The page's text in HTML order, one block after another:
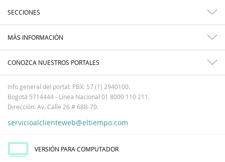
SECCIONES
MÁS INFORMACIÓN
CONOZCA NUESTROS PORTALES
Info general del portal: PBX: 57 (1) 2940100.
Bogotá 5714444 - Línea Nacional 01 8000 110 211.
Dirección: Av. Calle 26 # 68B-70.
servicioalclienteweb@eltiempo.com
VERSIÓN PARA COMPUTADOR